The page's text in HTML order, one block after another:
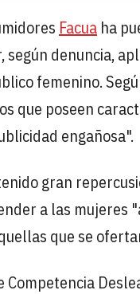
Facua ha
según denuncia,
femenino.
que poseen
engañosa".
gran
a las mujeres
que se
Competencia